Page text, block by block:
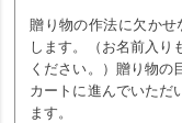
贈り物の作法に欠か
します。（お名前入り
ください。）贈り物の
カートに進んでいただ
ます。